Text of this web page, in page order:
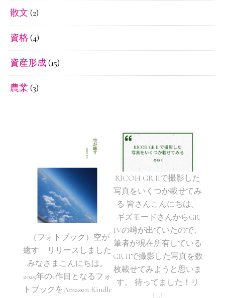
散文 (2)
資格 (4)
資産形成(15)
農業 (3)
（フォトブック）空が
癒す リリースしました
みなさまこんにちは。
2025年の1作目となるフォ
トブックをAmazon Kindle
RICOH GR IIで撮影した
写真をいくつか載せてみ
る 皆さんこんにちは。
ギズモードさんからGR
IVの噂が出ていたので、
筆者が現在所有している
GR IIで撮影した写真を数
枚載せてみようと思いま
す。 待ってました！リ
[…]